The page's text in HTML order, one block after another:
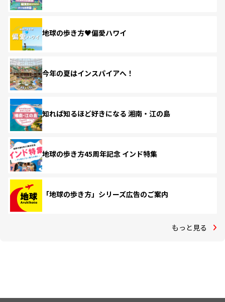
地球の歩き方♥偏愛ハワイ
今年の夏はインスパイアへ！
知れば知るほど好きになる 湘南・江の島
地球の歩き方45周年記念 インド特集
「地球の歩き方」シリーズ広告のご案内
もっと見る